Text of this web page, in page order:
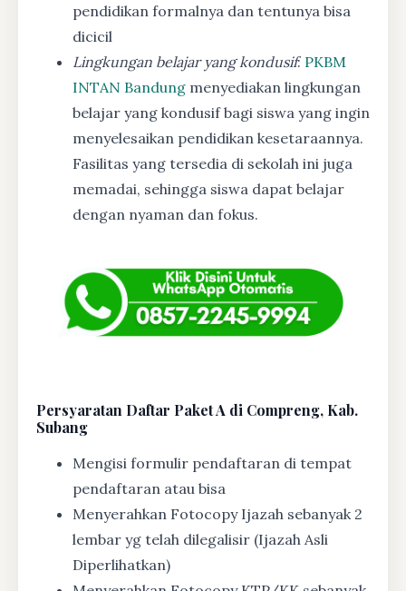
pendidikan formalnya dan tentunya bisa
dicicil
Lingkungan belajar yang kondusif: PKBM
INTAN Bandung menyediakan lingkungan
belajar yang kondusif bagi siswa yang ingin
menyelesaikan pendidikan kesetaraannya.
Fasilitas yang tersedia di sekolah ini juga
memadai, sehingga siswa dapat belajar
dengan nyaman dan fokus.
Persyaratan Daftar Paket A di Compreng, Kab.
Subang
Mengisi formulir pendaftaran di tempat
pendaftaran atau bisa
Menyerahkan Fotocopy Ijazah sebanyak 2
lembar yg telah dilegalisir (Ijazah Asli
Diperlihatkan)